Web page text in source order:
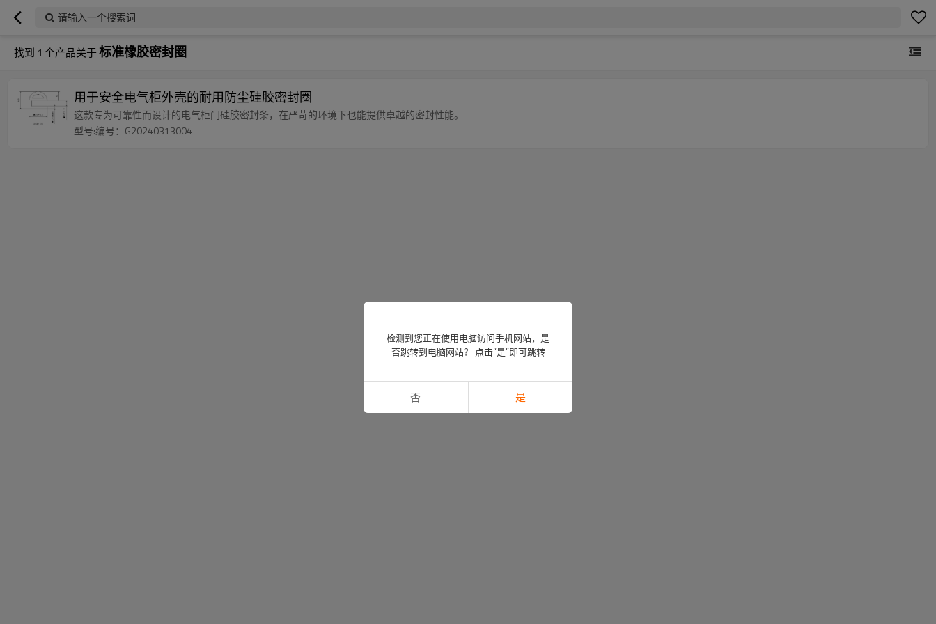
请输入一个搜索词
找到 1 个产品关于标准橡胶密封圈
用于安全电气柜外壳的耐用防尘硅胶密封圈
这款专为可靠性而设计的电气柜门硅胶密封条，在严苛的环境下也能提供卓越的密封性能。
型号:编号：G20240313004
检测到您正在使用电脑访问手机网站，是
否跳转到电脑网站？ 点击“是”即可跳转
否 是